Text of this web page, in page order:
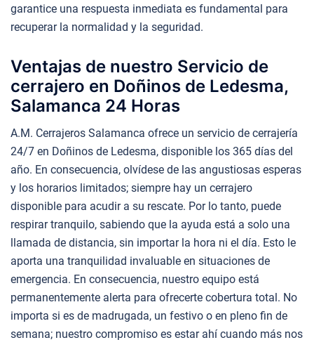
garantice una respuesta inmediata es fundamental para
recuperar la normalidad y la seguridad.
Ventajas de nuestro Servicio de
cerrajero en Doñinos de Ledesma,
Salamanca 24 Horas
A.M. Cerrajeros Salamanca ofrece un servicio de cerrajería
24/7 en Doñinos de Ledesma, disponible los 365 días del
año. En consecuencia, olvídese de las angustiosas esperas
y los horarios limitados; siempre hay un cerrajero
disponible para acudir a su rescate. Por lo tanto, puede
respirar tranquilo, sabiendo que la ayuda está a solo una
llamada de distancia, sin importar la hora ni el día. Esto le
aporta una tranquilidad invaluable en situaciones de
emergencia. En consecuencia, nuestro equipo está
permanentemente alerta para ofrecerte cobertura total. No
importa si es de madrugada, un festivo o en pleno fin de
semana; nuestro compromiso es estar ahí cuando más nos